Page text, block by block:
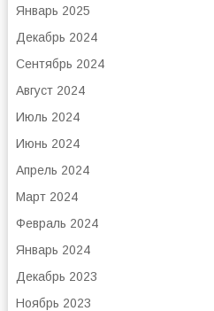
Январь 2025
Декабрь 2024
Сентябрь 2024
Август 2024
Июль 2024
Июнь 2024
Апрель 2024
Март 2024
Февраль 2024
Январь 2024
Декабрь 2023
Ноябрь 2023